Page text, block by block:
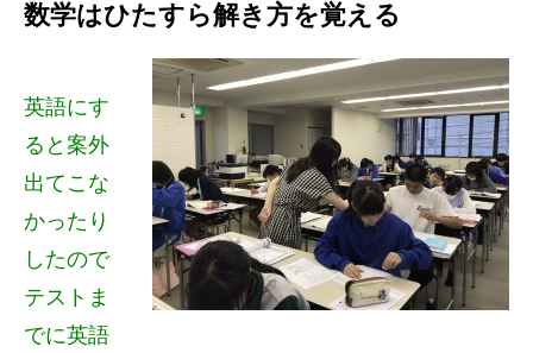
数学はひたすら解き方を覚える
英語にす
ると案外
出てこな
かったり
したので
テストま
でに英語